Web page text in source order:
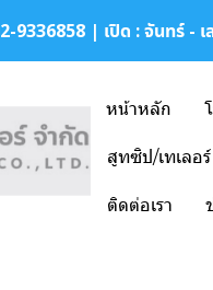
9336858 | เปิด : จันทร์ - เ
หน้าหลัก
สูทซิป/เทเลอร์
ติดต่อเรา